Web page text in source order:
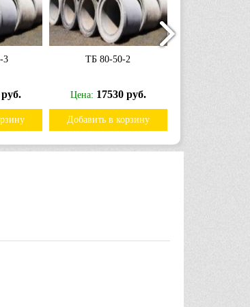
3 ТБ 80-50-2
Цена: 17530 руб.
Добавить в корзину